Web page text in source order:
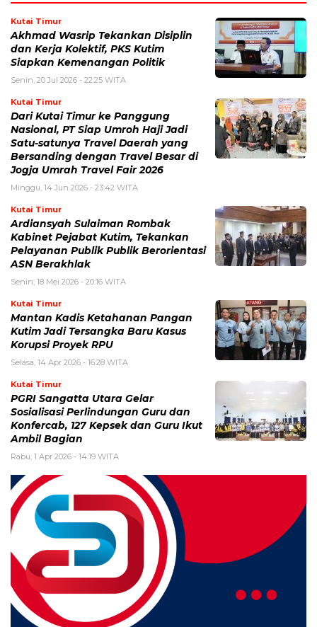
Kutai Timur
Akhmad Wasrip Tekankan Disiplin
dan Kerja Kolektif, PKS Kutim
Siapkan Kemenangan Politik
Senin, 20 Jul 2026 - 22:25 WITA
Kutai Timur
Dari Kutai Timur ke Panggung
Nasional, PT Siap Umroh Haji Jadi
Satu-satunya Travel Daerah yang
Bersanding dengan Travel Besar di
Jogja Umrah Travel Fair 2026
Minggu, 14 Jun 2026 - 23:42 WITA
Kutai Timur
Ardiansyah Sulaiman Rombak
Kabinet Pejabat Kutim, Tekankan
Pelayanan Publik Publik Berorientasi
ASN Berakhlak
Senin, 18 Mei 2026 - 20:16 WITA
Kutai Timur
Mantan Kadis Ketahanan Pangan
Kutim Jadi Tersangka Baru Kasus
Korupsi Proyek RPU
Selasa, 14 Apr 2026 - 16:28 WITA
Kutai Timur
PGRI Sangatta Utara Gelar
Sosialisasi Perlindungan Guru dan
Konfercab, 127 Kepsek dan Guru Ikut
Ambil Bagian
Rabu, 1 Apr 2026 - 14:19 WITA